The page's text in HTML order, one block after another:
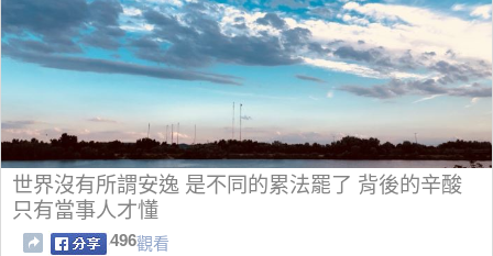
世界沒有所謂安逸 是不同的累法罷了 背後的辛酸
只有當事人才懂
496觀看